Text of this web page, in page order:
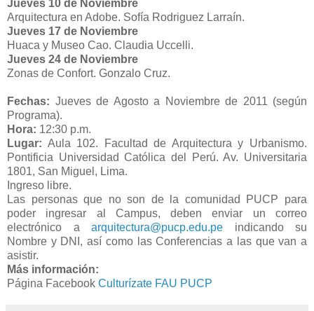
Jueves 10 de Noviembre
Arquitectura en Adobe. Sofía Rodriguez Larraín.
Jueves 17 de Noviembre
Huaca y Museo Cao. Claudia Uccelli.
Jueves 24 de Noviembre
Zonas de Confort. Gonzalo Cruz.
Fechas: Jueves de Agosto a Noviembre de 2011 (según
Programa).
Hora: 12:30 p.m.
Lugar: Aula 102. Facultad de Arquitectura y Urbanismo.
Pontificia Universidad Católica del Perú. Av. Universitaria
1801, San Miguel, Lima.
Ingreso libre.
Las personas que no son de la comunidad PUCP para
poder ingresar al Campus, deben enviar un correo
electrónico a arquitectura@pucp.edu.pe indicando su
Nombre y DNI, así como las Conferencias a las que van a
asistir.
Más información:
Página Facebook Culturízate FAU PUCP